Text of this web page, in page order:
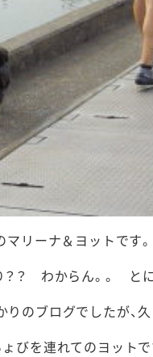
マリーナ＆ヨットです。
？？ わからん。。 と
のブログでしたが、
びを連れてのヨットで